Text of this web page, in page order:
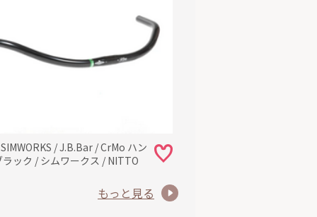
SIMWORKS / J.B.Bar / CrMo ハン
ラック / シムワークス / NITTO
もっと見る